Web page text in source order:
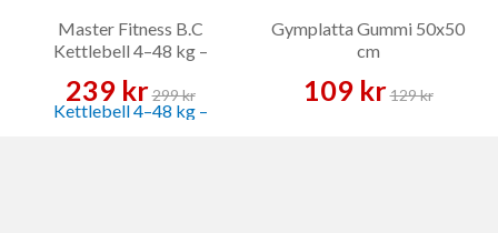
Master Fitness B.C
Kettlebell 4–48 kg –
239 kr299 kr
Gymplatta Gummi 50x50
cm
109 kr129 kr